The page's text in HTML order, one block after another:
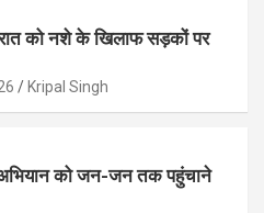
को नशे के खिलाफ सड़कों पर
Kripal Singh
अभियान को जन-जन तक पहुंचाने